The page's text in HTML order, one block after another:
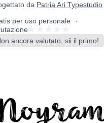
da Patria Ari Typestudio
per uso personale
ancora valutato, sii il primo!